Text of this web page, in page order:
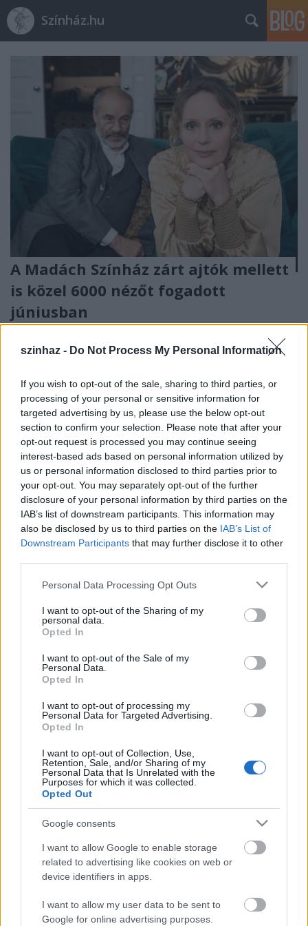
szinhaz - Do Not Process My Personal Information
If you wish to opt-out of the sale, sharing to third parties, or
processing of your personal or sensitive information for
targeted advertising by us, please use the below opt-out
section to confirm your selection. Please note that after your
opt-out request is processed you may continue seeing
interest-based ads based on personal information utilized by
us or personal information disclosed to third parties prior to
your opt-out. You may separately opt-out of the further
disclosure of your personal information by third parties on the
IAB’s list of downstream participants. This information may
also be disclosed by us to third parties on the IAB’s List of
Downstream Participants that may further disclose it to other
Please note that this website/app uses one or more Google
not limited to your visit or usage behaviour. You may click to
grant or deny consent to Google and its third-party tags to
use your data for below specified purposes in below Google
consent section.
Personal Data Processing Opt Outs
I want to opt-out of the Sharing of my
personal data.
Opted In
I want to opt-out of the Sale of my
Personal Data.
Opted In
I want to opt-out of processing my
Personal Data for Targeted Advertising.
Opted In
I want to opt-out of Collection, Use,
Retention, Sale, and/or Sharing of my
Personal Data that Is Unrelated with the
Purposes for which it was collected.
Opted Out
Google consents
I want to allow Google to enable storage
related to advertising like cookies on web or
device identifiers in apps.
I want to allow my user data to be sent to
Google for online advertising purposes.
Színház.hu
A Madách Színház zárt ajtók mellett
is közel 6000 nézőt fogadott
júniusban
színházakat sem kímélte, a kényszerű bezárások
miatt alternatív megoldásra volt szükség a közönség
kiszolgálása érdekében. A Madách Színház és az IBM
együttműködése nyomán a nézők júniusban 11
előadást láthattak élőben, online.
Bányavirág 50 – Közönségtalálkozó
és jubileumi előadás
mtothorsi•2020. július 07.
A Szigligeti Társulat Bányavirág című nagysikerű
produkciójának 50. előadására kerül sor július 11-
én: a jubileumi eseménysorozatot 19 órától a
Nagyváradi Vár belső udvarán közönségtalálkozó
nyitja, amelynek vendége Székely Csaba, a
20.30-tól kerül sor…